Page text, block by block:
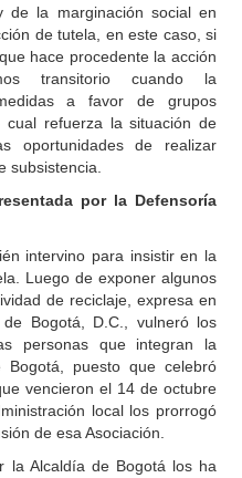
de la marginación social en
de tutela, en este caso, si
hace procedente la acción
transitorio cuando la
a favor de grupos
cual refuerza la situación de
oportunidades de realizar
subsistencia.
por la Defensoría
intervino para insistir en la
Luego de exponer algunos
de reciclaje, expresa en
Bogotá, D.C., vulneró los
personas que integran la
Bogotá, puesto que celebró
vencieron el 14 de octubre
local los prorrogó
de esa Asociación.
la Alcaldía de Bogotá los ha